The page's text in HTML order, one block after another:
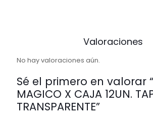
Valoraciones
No hay valoraciones aún.
Sé el primero en valorar
MAGICO X CAJA 12UN.
TRANSPARENTE”